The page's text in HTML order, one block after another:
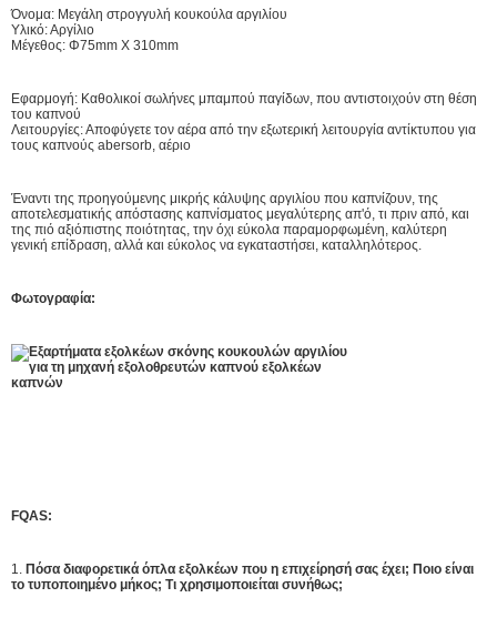
Όνομα: Μεγάλη στρογγυλή κουκούλα αργιλίου
Υλικό: Αργίλιο
Μέγεθος: Φ75mm Χ 310mm
Εφαρμογή: Καθολικοί σωλήνες μπαμπού παγίδων, που αντιστοιχούν στη θέση
του καπνού
Λειτουργίες: Αποφύγετε τον αέρα από την εξωτερική λειτουργία αντίκτυπου για
τους καπνούς abersorb, αέριο
Έναντι της προηγούμενης μικρής κάλυψης αργιλίου που καπνίζουν, της
αποτελεσματικής απόστασης καπνίσματος μεγαλύτερης απ'ό, τι πριν από, και
της πιό αξιόπιστης ποιότητας, την όχι εύκολα παραμορφωμένη, καλύτερη
γενική επίδραση, αλλά και εύκολος να εγκαταστήσει, καταλληλότερος.
Φωτογραφία:
FQAS:
1. Πόσα διαφορετικά όπλα εξολκέων που η επιχείρησή σας έχει; Ποιο είναι
το τυποποιημένο μήκος; Τι χρησιμοποιείται συνήθως;